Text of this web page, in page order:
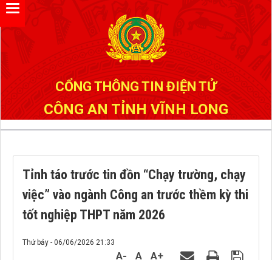
CỔNG THÔNG TIN ĐIỆN TỬ
CÔNG AN TỈNH VĨNH LONG
Tỉnh táo trước tin đồn “Chạy trường, chạy
việc” vào ngành Công an trước thềm kỳ thi
tốt nghiệp THPT năm 2026
Thứ bảy - 06/06/2026 21:33
A- A A+